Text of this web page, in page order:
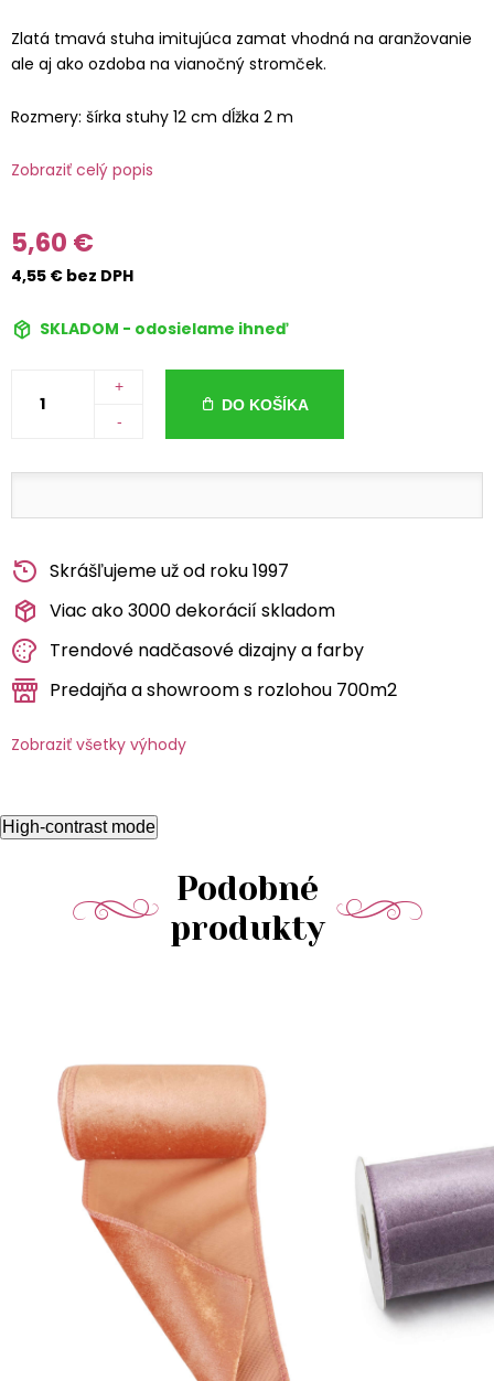
Zlatá tmavá stuha imitujúca zamat vhodná na aranžovanie
ale aj ako ozdoba na vianočný stromček.
Rozmery: šírka stuhy 12 cm dĺžka 2 m
Zobraziť celý popis
5,60 €
4,55 € bez DPH
SKLADOM - odosielame ihneď
+
-
DO KOŠÍKA
Skrášľujeme už od roku 1997
Viac ako 3000 dekorácií skladom
Trendové nadčasové dizajny a farby
Predajňa a showroom s rozlohou 700m2
Zobraziť všetky výhody
High-contrast mode
Podobné
produkty